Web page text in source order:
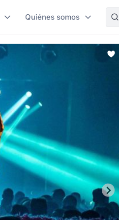
Quiénes somos